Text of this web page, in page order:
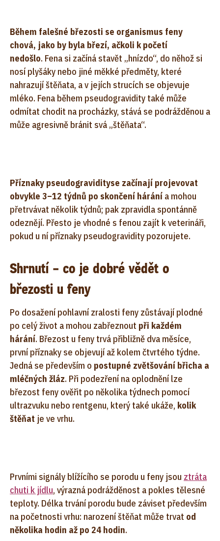
Během falešné březosti se organismus feny
chová, jako by byla březí, ačkoli k početí
nedošlo. Fena si začíná stavět „hnízdo“, do něhož si
nosí plyšáky nebo jiné měkké předměty, které
nahrazují štěňata, a v jejích strucích se objevuje
mléko. Fena během pseudogravidity také může
odmítat chodit na procházky, stává se podrážděnou a
může agresivně bránit svá „štěňata“.
Příznaky pseudogravidityse začínají projevovat
obvykle 3–12 týdnů po skončení hárání a mohou
přetrvávat několik týdnů; pak zpravidla spontánně
odeznějí. Přesto je vhodné s fenou zajít k veterináři,
pokud u ní příznaky pseudogravidity pozorujete.
Shrnutí – co je dobré vědět o
březosti u feny
Po dosažení pohlavní zralosti feny zůstávají plodné
po celý život a mohou zabřeznout při každém
hárání. Březost u feny trvá přibližně dva měsíce,
první příznaky se objevují až kolem čtvrtého týdne.
Jedná se především o postupné zvětšování břicha a
mléčných žláz. Při podezření na oplodnění lze
březost feny ověřit po několika týdnech pomocí
ultrazvuku nebo rentgenu, který také ukáže, kolik
štěňat je ve vrhu.
Prvními signály blížícího se porodu u feny jsou ztráta
chuti k jídlu, výrazná podrážděnost a pokles tělesné
teploty. Délka trvání porodu bude záviset především
na početnosti vrhu: narození štěňat může trvat od
několika hodin až po 24 hodin.